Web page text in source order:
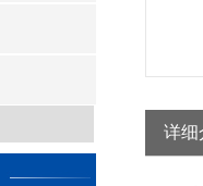
详细